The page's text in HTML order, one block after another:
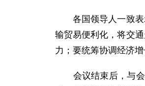
各国领导人一致表
输贸易便利化，将交
力；要统筹协调经济
会议结束后，与会